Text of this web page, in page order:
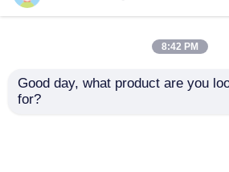
8:42 PM
Good day, what product are you
for?